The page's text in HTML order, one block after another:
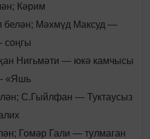
Кәрим
белән; Мәхмүд Максуд —
соңгы
Нигьмәти — юкә камчысы
«Яшь
С.Гыйлфан — Туктаусыз
Гомәр Гали — тулмаган